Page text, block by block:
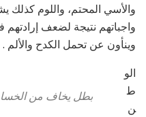
والأسي المحتم، واللوم كذلك
واجباتهم نتيجة لضعف إرادتهم
وينأون عن تحمل الكدح والألم .
بطل يخاف من
الو
ط
ن